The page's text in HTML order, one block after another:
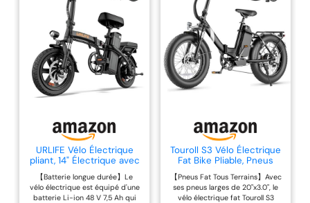
adaptée aux besoins
quotidiens d’un vélo
électrique urbain. Pneus
Fat Tire 20×4.0 pouces :
Les larges pneus Fat Bike
20 x 4.0 assurent une
excellente adhérence et
route, pavés, chemins
urbains et surfaces
irrégulières, pour une
conduite plus confortable
et sécurisée. Éclairage
avant puissant et double
URLIFE Vélo Électrique
pliant, 14" Électrique avec
Batterie au Lithium
Amovible 48V7.5Ah, Vélo
Électrique Pliable avec
【Batterie longue durée】Le
vélo électrique est équipé d'une
batterie Li-ion 48 V 7,5 Ah qui
Touroll S3 Vélo Électrique
Fat Bike Pliable, Pneus
20"x3.0" Tout Terrain,
Moteur 250W, Batterie
Amovible 468Wh, 7
【Pneus Fat Tous Terrains】Avec
ses pneus larges de 20"x3.0", le
vélo électrique fat Touroll S3